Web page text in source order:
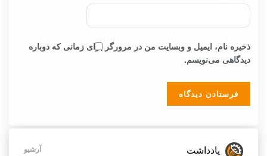
ذخیره نام، ایمیل و وبسایت من در مرورگر برای زمانی که دوباره
دیدگاهی می‌نویسم.
یادداشت آرشیو